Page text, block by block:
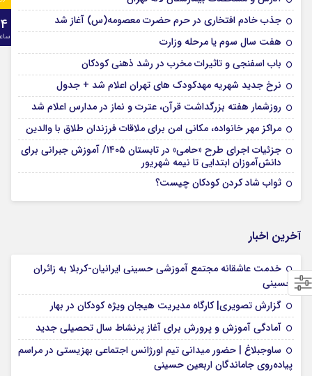
جذب خادم افتخاری در حرم حضرت معصومه(س) آغاز شد
هفت سال سوم یا مرحله وزارت
باب اسفنجی و تاثیرات مخرب در رشد ذهنی کودکان
نرخ جدید شهریه مهدکودک های تهران اعلام شد + جدول
روزشمار هفته بزرگداشت قرآن، عترت و نماز در مدارس اعلام شد
مراکز مهر خانواده، مکانی امن برای ملاقات فرزندان طلاق با والدین
جزئیات اجرای طرح «حامی» در تابستان ۱۴۰۵/ آموزش جبرانی برای
دانش‌آموزان ابتدایی تا نیمه شهریور
ثواب شاد کردن کودکان چیست؟
آخرین اخبار
خدمت عاشقانه مجتمع آموزشی‌ حسینی ایرانیان-کربلا به زائران
حسینی
گزارش تصویری| کارگاه مدیریت هیجان ویژه کودکان در بهار
آمادگی آموزش و پرورش برای آغاز پرنشاط سال تحصیلی جدید
ساوجبلاغ | حضور میدانی تیم اورژانس اجتماعی بهزیستی در مراسم
پیاده‌روی جاماندگان اربعین حسینی